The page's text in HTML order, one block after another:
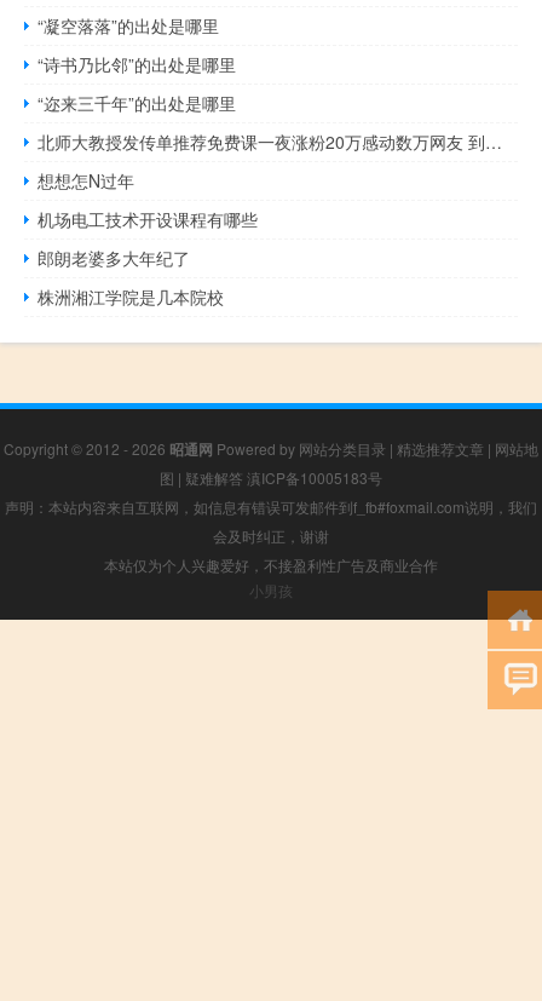
“凝空落落”的出处是哪里
“诗书乃比邻”的出处是哪里
“迩来三千年”的出处是哪里
北师大教授发传单推荐免费课一夜涨粉20万感动数万网友 到底什么情况呢
想想怎N过年
机场电工技术开设课程有哪些
郎朗老婆多大年纪了
株洲湘江学院是几本院校
Copyright © 2012 - 2026 昭通网 Powered by 网站分类目录 | 精选推荐文章 | 网站地
图 | 疑难解答 滇ICP备10005183号
声明：本站内容来自互联网，如信息有错误可发邮件到f_fb#foxmail.com说明，我们
会及时纠正，谢谢
本站仅为个人兴趣爱好，不接盈利性广告及商业合作
小男孩